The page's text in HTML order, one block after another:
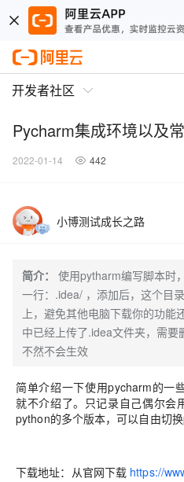
开发者社区
Pycharm集成环境以及
2022-01-14 442
小博测试成长之路
简介：
使用pytharm编写脚本时
一行：.idea/ ，添加后，这个目
上，避免其他电脑下载你的功
中已经上传了.idea文件夹，需要
不然不会生效
简单介绍一下使用pycharm的一
就不介绍了。只记录自己偶尔会
python的多个版本，可以自由切
下载地址：从官网下载 https://